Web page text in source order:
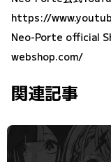
https://
Neo-Porte official
webshop.com/
関連記事